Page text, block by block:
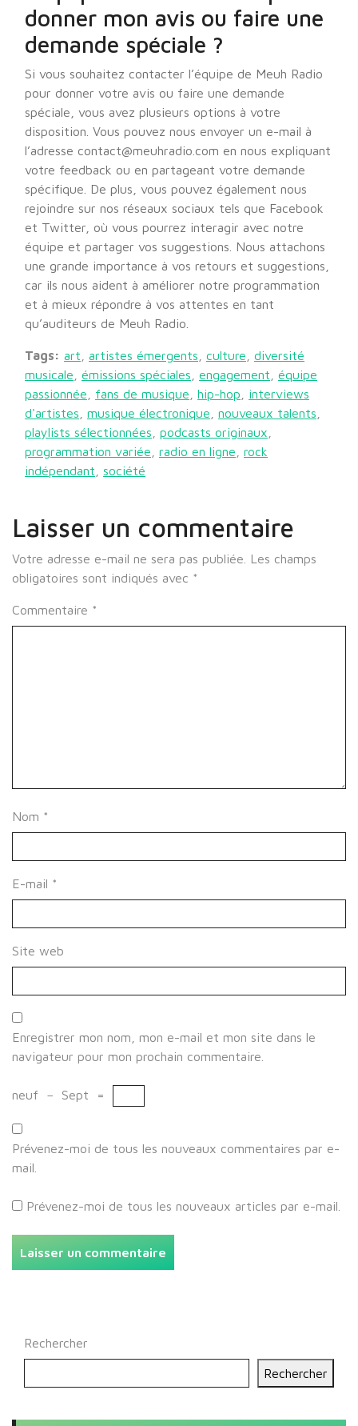
donner mon avis ou faire une
demande spéciale ?
Si vous souhaitez contacter l’équipe de Meuh Radio
pour donner votre avis ou faire une demande
spéciale, vous avez plusieurs options à votre
disposition. Vous pouvez nous envoyer un e-mail à
l’adresse contact@meuhradio.com en nous expliquant
votre feedback ou en partageant votre demande
spécifique. De plus, vous pouvez également nous
rejoindre sur nos réseaux sociaux tels que Facebook
et Twitter, où vous pourrez interagir avec notre
équipe et partager vos suggestions. Nous attachons
une grande importance à vos retours et suggestions,
car ils nous aident à améliorer notre programmation
et à mieux répondre à vos attentes en tant
qu’auditeurs de Meuh Radio.
Tags: art artistes émergents culture
diversité
musicale
émissions spéciales engagement
équipe
passionnée
fans de musique hip-hop
interviews
d'artistes
musique électronique nouveaux talents
playlists sélectionnées
podcasts originaux
programmation variée
radio en ligne
rock
indépendant
société
Laisser un commentaire
Votre adresse e-mail ne sera pas publiée.
Les champs
obligatoires sont indiqués avec *
Commentaire *
Nom *
E-mail *
Site web
Enregistrer mon nom, mon e-mail et mon site dans le
navigateur pour mon prochain commentaire.
neuf − Sept =
Prévenez-moi de tous les nouveaux commentaires par e-
mail.
Prévenez-moi de tous les nouveaux articles par e-mail.
Rechercher
Rechercher